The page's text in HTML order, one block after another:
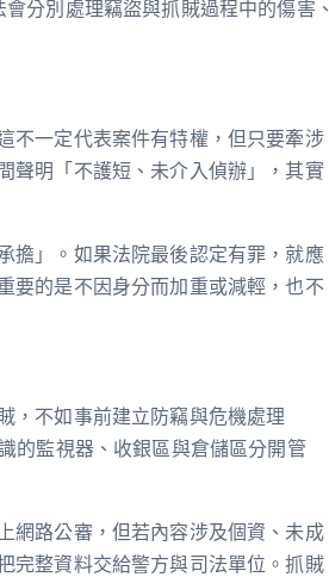
分別處理竊盜與抓賊過程中的傷害、
不一定代表案件有特權，但只要牽涉
聲明「不護短、未介入偵辦」，其實
擔」。如果法院最後認定有罪，就應
要的是不因身分而加重或減輕，也不
，不如事前建立防竊與危機處理
的監視器、收銀區與倉儲區分開管
網路公審，但若內容涉及個資、未成
完整資料交給警方與司法單位。抓賊